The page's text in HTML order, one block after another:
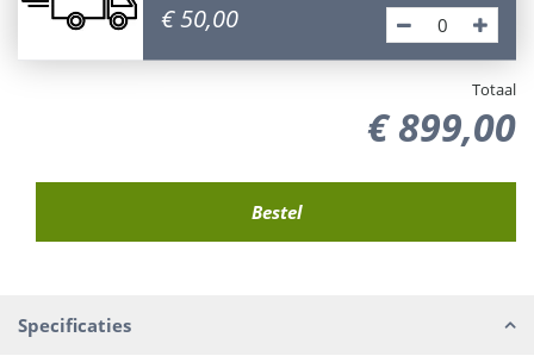
€ 50,00
Totaal
€ 899,00
Specificaties